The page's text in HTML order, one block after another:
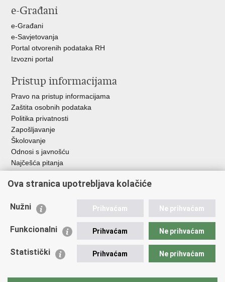
FacebookuTwitteru
e-Građani
e-Građani
e-Savjetovanja
Portal otvorenih podataka RH
Izvozni portal
Pristup informacijama
Pravo na pristup informacijama
Zaštita osobnih podataka
Politika privatnosti
Zapošljavanje
Školovanje
Odnosi s javnošću
Najčešća pitanja
Važne poveznice
EMN Nacionalna kontaktna točka za Republiku Hrvatsku
Policijska akademija
Zaklada policijske solidarnosti
Sindikati
Ova stranica upotrebljava kolačiće
Nužni Prihvaćam Ne prihvaćam
Funkcionalni Prihvaćam Ne prihvaćam
Statistički Prihvaćam Ne prihvaćam